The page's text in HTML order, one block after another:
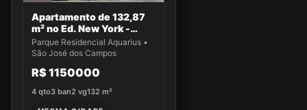
Apartamento de 132,87
m² no Ed. New York -
Apto 14
Parque Residencial Aquarius •
São José dos Campos
R$ 1150000
4 qto3 ban2 vg132 m²